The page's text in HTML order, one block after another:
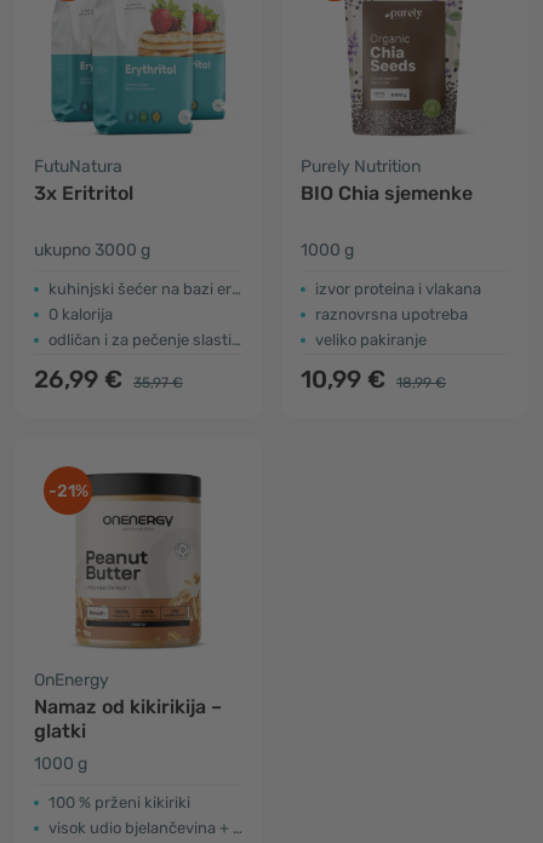
FutuNatura
3x Eritritol
ukupno 3000 g
kuhinjski šećer na bazi eritritola
0 kalorija
odličan i za pečenje slastica
26,99 € 35,97 €
Purely Nutrition
BIO Chia sjemenke
1000 g
izvor proteina i vlakana
raznovrsna upotreba
veliko pakiranje
10,99 € 18,99 €
-21%
OnEnergy
Namaz od kikirikija –
glatki
1000 g
100 % prženi kikiriki
visok udio bjelančevina + vlakna